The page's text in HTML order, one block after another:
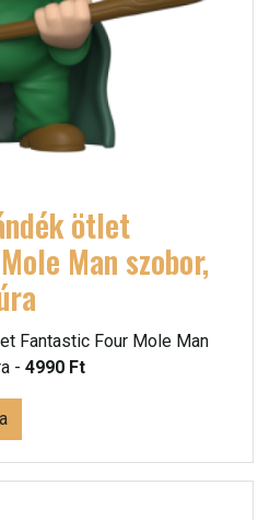
ötlet
Man szobor,
Fantastic Four Mole Man
- 4990 Ft